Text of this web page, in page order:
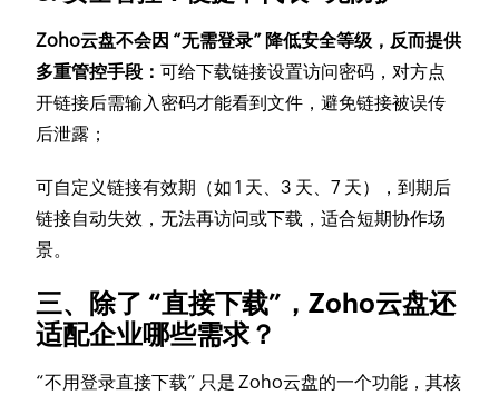
Zoho云盘不会因 “无需登录” 降低安全等级，反而提供
多重管控手段：可给下载链接设置访问密码，对方点
开链接后需输入密码才能看到文件，避免链接被误传
后泄露；
可自定义链接有效期（如 1 天、3 天、7 天），到期后
链接自动失效，无法再访问或下载，适合短期协作场
景。
三、除了 “直接下载”，Zoho云盘还
适配企业哪些需求？
“不用登录直接下载” 只是 Zoho云盘的一个功能，其核